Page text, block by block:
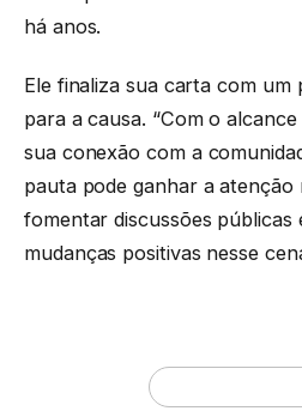
há anos.
Ele finaliza sua carta com um
para a causa. “Com o
sua conexão com a
pauta pode ganhar a atenção
fomentar discussões públicas
mudanças positivas nesse